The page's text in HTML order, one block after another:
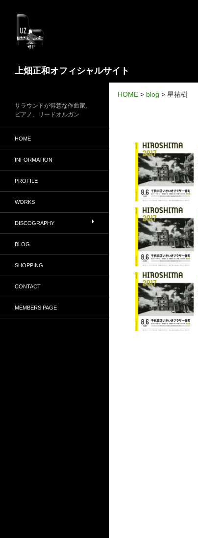
上畑正和オフィシャルサイト
HOME > blog > 星祐樹
サラウンドが得意な作曲家、
ピアノ、リードオルガン
HOME
INFORMATION
PROFILE
WORKS
DISCOGRAPHY
BLOG
SHOPPING
CONTACT
MEMBERS PAGE